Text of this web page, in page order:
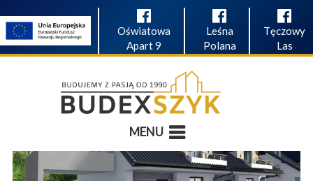
Oświatowa
Apart 9
Leśna
Polana
Tęczowy
Las
MENU